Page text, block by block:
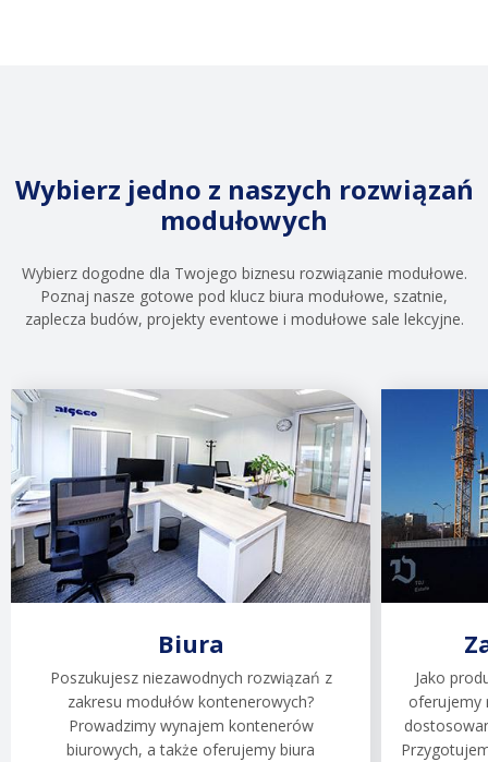
Wybierz jedno z naszych rozwiązań
modułowych
Wybierz dogodne dla Twojego biznesu rozwiązanie modułowe.
Poznaj nasze gotowe pod klucz biura modułowe, szatnie,
zaplecza budów, projekty eventowe i modułowe sale lekcyjne.
Biura
Poszukujesz niezawodnych rozwiązań z
zakresu modułów kontenerowych?
Prowadzimy wynajem kontenerów
biurowych, a także oferujemy biura
Jako
oferujemy